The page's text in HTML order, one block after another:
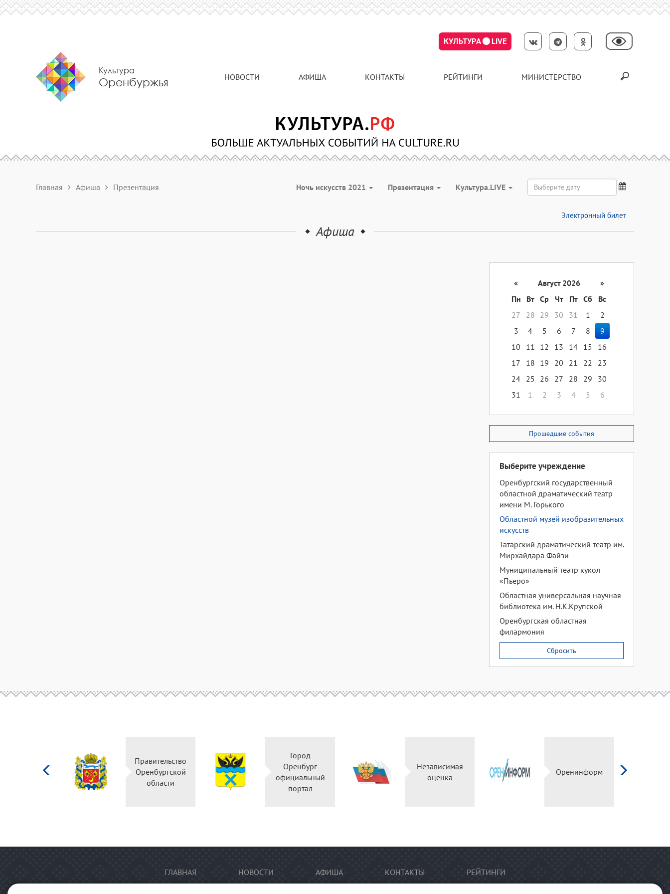
КУЛЬТУРА LIVE
Культура
Оренбуржья НОВОСТИ АФИША КОНТАКТЫ РЕЙТИНГИ МИНИСТЕРСТВО
Главная Афиша Презентация Ночь искусств 2021 Презентация Культура.LIVE
Электронный билет
Афиша
« Август 2026
»
Пн
Вт Ср Чт Пт Сб
Вс
27
28 29 30 31 1
2
3
4 5 6 7 8
9
10
11 12 13 14 15
16
17
18 19 20 21 22
23
24 25 26 27 28 29
30
31
1 2 3 4 5 6
Прошедшие события
Выберите учреждение
Оренбургский государственный
областной драматический театр
имени М. Горького
Областной музей изобразительных
искусств
Татарский драматический театр им.
Мирхайдара Файзи
Муниципальный театр кукол
«Пьеро»
Областная универсальная научная
библиотека им. Н.К.Крупской
Оренбургская областная
филармония
Сбросить
Правительство
Оренбургской
области
Город
Оренбург
официальный
портал
Независимая
оценка
Оренинформ
ГЛАВНАЯ НОВОСТИ АФИША КОНТАКТЫ РЕЙТИНГИ